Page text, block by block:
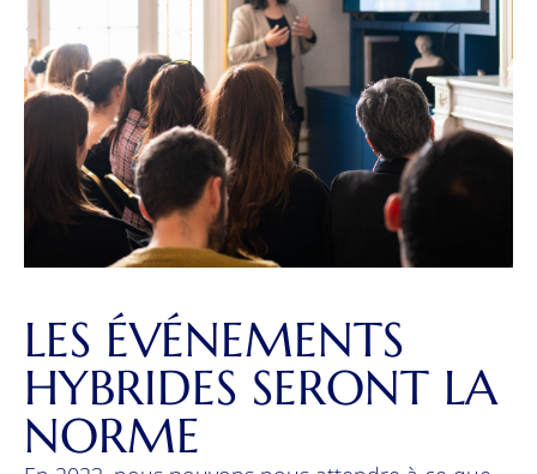
LES ÉVÉNEMENTS
HYBRIDES SERONT LA
NORME